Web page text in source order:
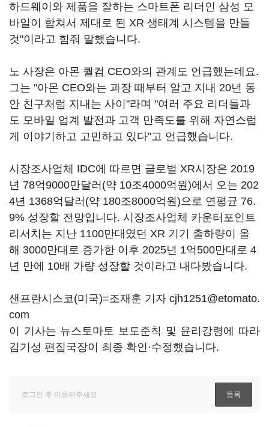
하드웨이와 제품을 잘하는 스마트폰 리더인 삼성 모
바일이 합쳐서 제대로 된 XR 생태계 시스템을 만들
것"이라고 힘줘 말했습니다.
노 사장은 아몬 퀄컴 CEO와의 관계도 언급했는데요.
그는 "아몬 CEO와는 과장 때부터 알고 지내 20년 동
안 친구처럼 지내는 사이"라며 "여러 주요 리더들과
도 모바일 업계 발전과 고객 만족도를 위해 자연스럽
게 이야기하고 고민하고 있다"고 언급했습니다.
시장조사업체 IDC에 따르면 글로벌 XR시장은 2019
년 78억9000만달러(약 10조4000억원)에서 오는 202
4년 1368억달러(약 180조8000억원)으로 연평균 76.
9% 성장할 전망입니다. 시장조사업체 카운터포인트
리서치는 지난 1100만대였던 XR 기기 출하량이 올
해 3000만대로 증가한 이후 2025년 1억500만대로 4
년 만에 10배 가량 성장할 것이라고 내다봤습니다.
샌프란시스코(미국)=조재훈 기자 cjh1251@etomato.
com
이 기사는 뉴스토마토 보도준칙 및 윤리강령에 따라
김기성 편집국장이 최종 확인·수정했습니다.